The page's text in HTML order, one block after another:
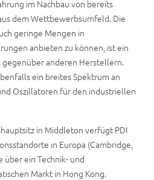
im Nachbau von bereits
dem Wettbewerbsumfeld. Die
geringe Mengen in
anbieten zu können, ist ein
anderen Herstellern.
ein breites Spektrum an
Oszillatoren für den industriellen
in Middleton verfügt PDI
in Europa (Cambridge,
über ein Technik- und
Markt in Hong Kong.